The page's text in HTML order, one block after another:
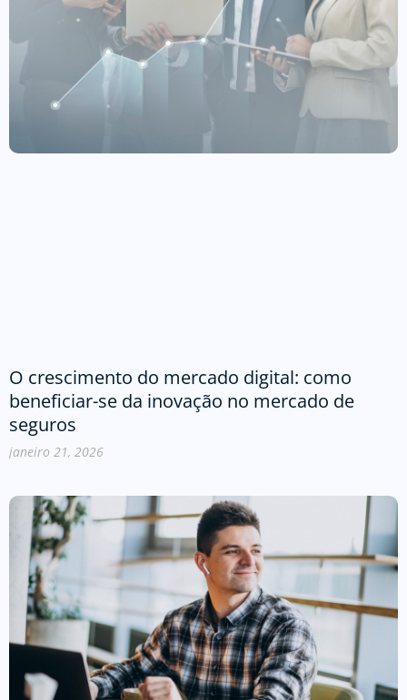
O crescimento do mercado digital: como
beneficiar-se da inovação no mercado de
seguros
janeiro 21, 2026